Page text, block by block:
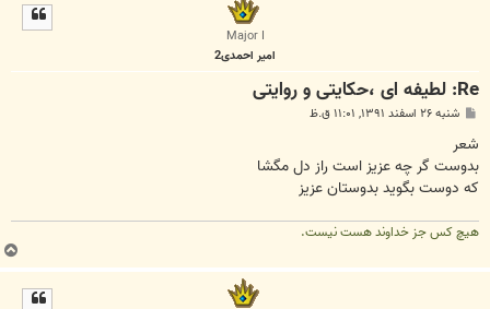
Major I
امیر احمدی2
Re: لطیفه ای ،حکایتی و روایتی
پ
ت
شنبه ۲۶ اسفند ۱۳۹۱, ۱۱:۰۱ ق.ظ
شعر
بدوست گر چه عزيز است راز دل مگشا
كه دوست بگويد بدوستان عزيز
هیچ کس جز خداوند هست نیست.
ب
ا